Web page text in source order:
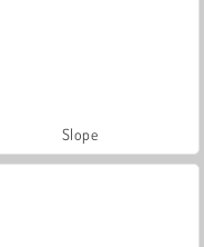
Slope